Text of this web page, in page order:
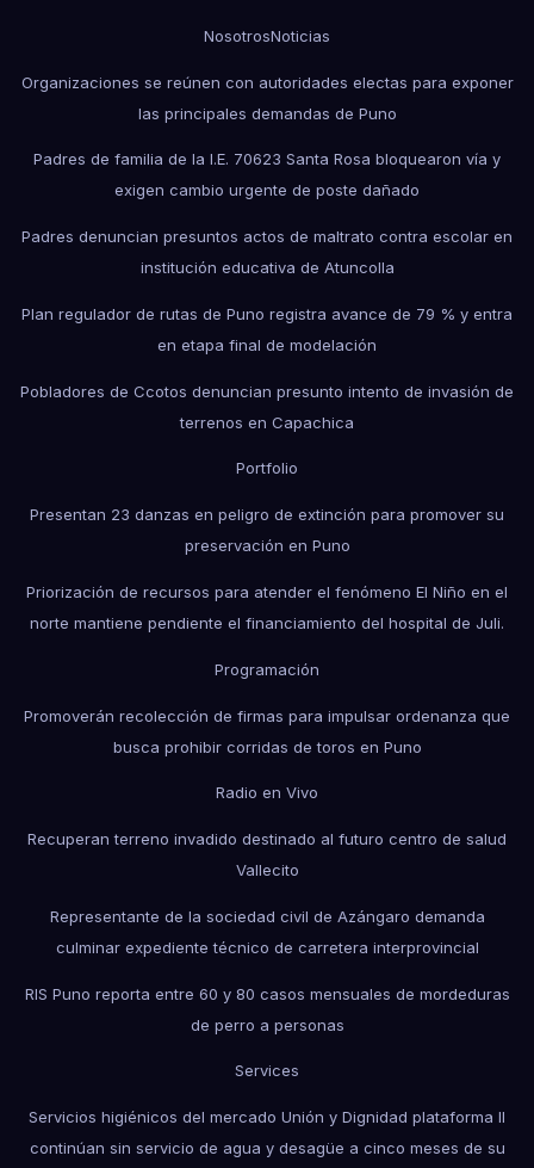
NosotrosNoticias
Organizaciones se reúnen con autoridades electas para exponer
las principales demandas de Puno
Padres de familia de la I.E. 70623 Santa Rosa bloquearon vía y
exigen cambio urgente de poste dañado
Padres denuncian presuntos actos de maltrato contra escolar en
institución educativa de Atuncolla
Plan regulador de rutas de Puno registra avance de 79 % y entra
en etapa final de modelación
Pobladores de Ccotos denuncian presunto intento de invasión de
terrenos en Capachica
Portfolio
Presentan 23 danzas en peligro de extinción para promover su
preservación en Puno
Priorización de recursos para atender el fenómeno El Niño en el
norte mantiene pendiente el financiamiento del hospital de Juli.
Programación
Promoverán recolección de firmas para impulsar ordenanza que
busca prohibir corridas de toros en Puno
Radio en Vivo
Recuperan terreno invadido destinado al futuro centro de salud
Vallecito
Representante de la sociedad civil de Azángaro demanda
culminar expediente técnico de carretera interprovincial
RIS Puno reporta entre 60 y 80 casos mensuales de mordeduras
de perro a personas
Services
Servicios higiénicos del mercado Unión y Dignidad plataforma II
continúan sin servicio de agua y desagüe a cinco meses de su